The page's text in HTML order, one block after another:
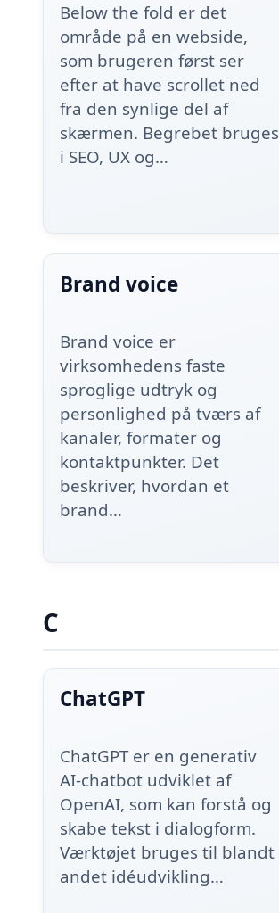
Below the fold er det
område på en webside,
som brugeren først ser
efter at have scrollet ned
fra den synlige del af
skærmen. Begrebet bruges
i SEO, UX og…
Brand voice
Brand voice er
virksomhedens faste
sproglige udtryk og
personlighed på tværs af
kanaler, formater og
kontaktpunkter. Det
beskriver, hvordan et
brand…
C
ChatGPT
ChatGPT er en generativ
AI-chatbot udviklet af
OpenAI, som kan forstå og
skabe tekst i dialogform.
Værktøjet bruges til blandt
andet idéudvikling…